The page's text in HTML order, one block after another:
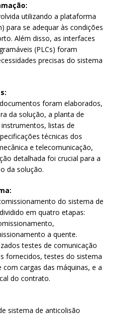
utilizando a plataforma
para se adequar às condições
Além disso, as interfaces
(PLCs) foram
precisas do sistema
foram elaborados,
da solução, a planta de
listas de
técnicas dos
e telecomunicação,
detalhada foi crucial para a
da solução.
do sistema de
em quatro etapas:
a quente.
testes de comunicação
fornecidos, testes do sistema
cargas das máquinas, e a
do contrato.
sistema de anticolisão